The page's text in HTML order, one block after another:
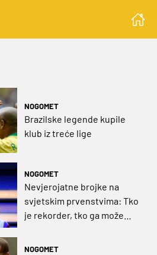
NOGOMET
Brazilske legende kupile
klub iz treće lige
NOGOMET
Nevjerojatne brojke na
svjetskim prvenstvima: Tko
je rekorder, tko ga može
NOGOMET